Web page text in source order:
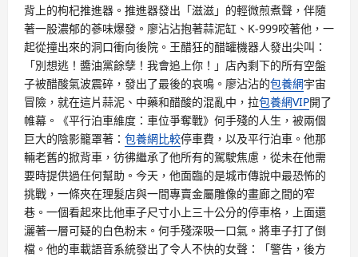
背上的枸杞推進器。推進器發出「滋滋」的輕微煎煮聲，伴隨
著一股濃郁的蔘味爆發。廖沾沾抱著蒜泥缸、K-999咬著他，一
起從撞出來的洞口衝向後院。王醋狂的醋罐機器人發出尖叫：
「別想逃！醬油黨餘孽！我會追上你！」店內剩下的所有空盤
子被醋酸氣波震碎，發出了最後的哀鳴。廖沾沾的包養網宇宙
冒險，就在這片蒜泥、中藥和醋酸的混亂中，拉包養網VIP開了
帷幕。《平行泊車維度：車位爭奪戰》何手殘的人生，被兩個
巨大的陰影籠罩著： 包養網比較停車費，以及平行泊車。他那
輛老舊的掀背車，彷彿繼承了他所有的駕駛焦慮，從未在他需
要時提供過任何幫助。今天，他面臨的是城市傳說中最恐怖的
挑戰，一條夾在理髮店與一間專賣金屬雕像的畫廊之間的窄
巷。一個看起來比他車子尺寸小上三十公分的停車格，上面還
灑著一層可疑的白色粉末。何手殘深吸一口氣。將車子打了倒
檔。他的車載語音系統發出了令人不快的女聲：「警告，後方